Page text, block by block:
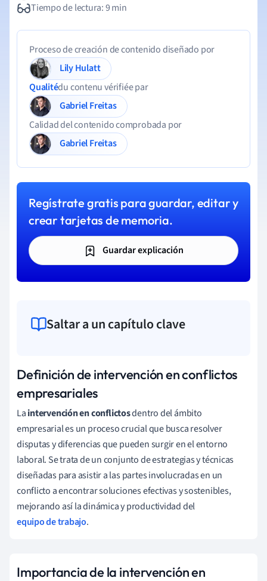
Tiempo de lectura: 9 min
Proceso de creación de contenido diseñado por
Lily Hulatt
Qualitédu contenu vérifiée par
Gabriel Freitas
Calidad del contenido comprobada por
Gabriel Freitas
Regístrate gratis para guardar, editar y
crear tarjetas de memoria.
Guardar explicación
Saltar a un capítulo clave
Definición de intervención en conflictos
empresariales
Laintervención en conflictosdentro del ámbito
empresarial es un proceso crucial que busca resolver
disputas y diferencias que pueden surgir en el entorno
laboral. Se trata de un conjunto de estrategias y técnicas
diseñadas para asistir a las partes involucradas en un
conflicto a encontrar soluciones efectivas y sostenibles,
mejorando así la dinámica y productividad del
equipo de trabajo.
Importancia de la intervención en